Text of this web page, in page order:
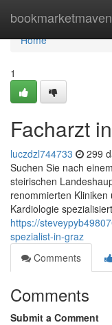
bookmarketmaven
Home
Home
1
Facharzt
luczdzl744733 299
Suchen Sie nach
steirischen
renommierten
Kardiologie
https://
spezialist-in-graz
Comments
Comments
Submit a Comment